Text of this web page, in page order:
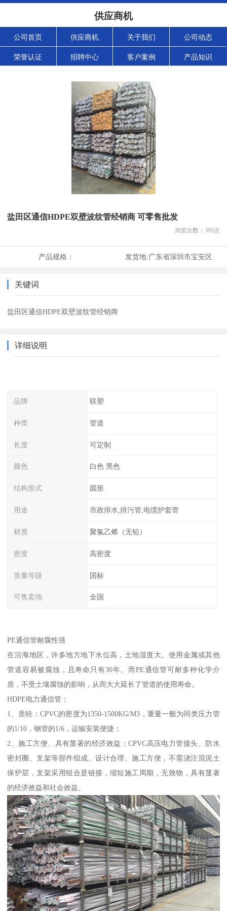
供应商机
公司首页 供应商机 关于我们 公司动态
荣誉认证 招聘中心 客户案例 产品知识
盐田区通信HDPE双壁波纹管经销商 可零售批发
浏览次数： 395次
产品规格： 发货地:广东省深圳市宝安区
关键词
盐田区通信HDPE双壁波纹管经销商
详细说明
品牌 联塑
种类 管道
长度 可定制
颜色 白色 黑色
结构形式 圆形
用途 市政排水,排污管,电缆护套管
材质 聚氯乙烯（无铅）
密度 高密度
质量等级 国标
可售卖地 全国
PE通信管耐腐性强
在沿海地区，许多地方地下水位高，土地湿度大。使用金属或其他
管道容易被腐蚀，且寿命只有30年。而PE通信管可耐多种化学介
质，不受土壤腐蚀的影响，从而大大延长了管道的使用寿命。
HDPE电力通信管：
1、质轻：CPVC的密度为1350-1500KG/M3，重量一般为同类压力管
的1/10，钢管的1/6，运输安装便捷；
2、施工方便、具有显著的经济效益：CPVC高压电力管接头、防水
密封圈、支架等部件组成。设计合理、施工方便，不需浇注混泥土
保护层，支架采用组合是链接，缩短施工周期，无致物，具有显著
的经济效益和社会效益。